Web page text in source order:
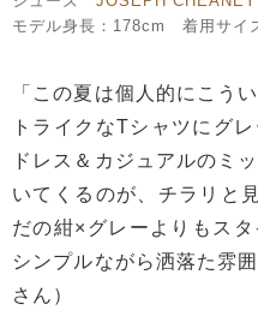
モデル身長：178cm 着用サイ
「この夏は個人的にこう
トライクなTシャツにグ
ドレス＆カジュアルのミ
いてくるのが、チラリと
だの紺×グレーよりもス
シンプルながら洒落た雰
さん）